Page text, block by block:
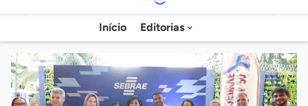
Agência
Sebrae
de
Notícias
Início Editorias
chave